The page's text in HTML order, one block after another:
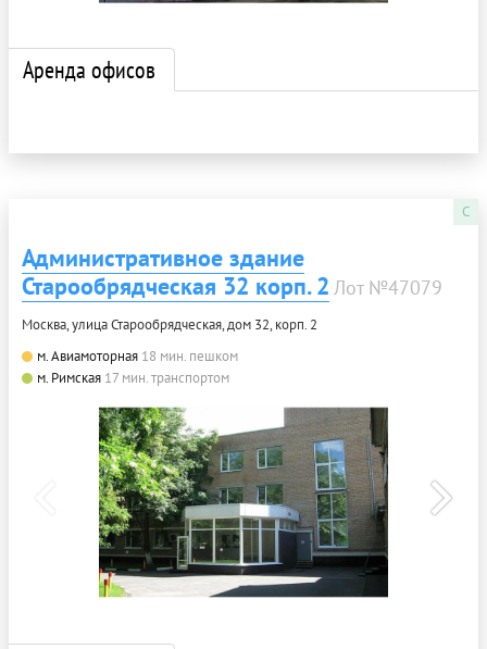
Аренда офисов
C
Административное здание
Старообрядческая 32 корп. 2 Лот №47079
Москва, улица Старообрядческая, дом 32, корп. 2
м. Авиамоторная 18 мин. пешком
м. Римская 17 мин. транспортом